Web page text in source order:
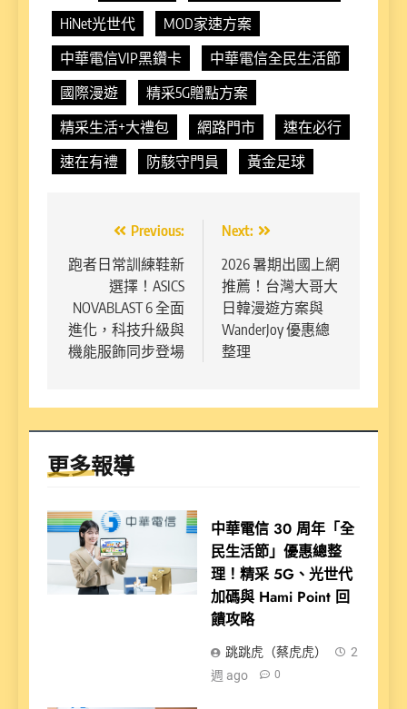
HiNet光世代
MOD家速方案
中華電信VIP黑鑽卡
中華電信全民生活節
國際漫遊
精采5G贈點方案
精采生活+大禮包
網路門市
速在必行
速在有禮
防駭守門員 黃金足球
章
導
覽
Previous:
跑者日常訓練鞋新
選擇！ASICS
NOVABLAST 6 全面
進化，科技升級與
機能服飾同步登場
Next:
2026 暑期出國上網
推薦！台灣大哥大
日韓漫遊方案與
WanderJoy 優惠總
整理
更多報導
中華電信 30 周年「全
民生活節」優惠總整
理！精采 5G、光世代
加碼與 Hami Point 回
饋攻略
跳跳虎（蔡虎虎）
2
週 ago
0